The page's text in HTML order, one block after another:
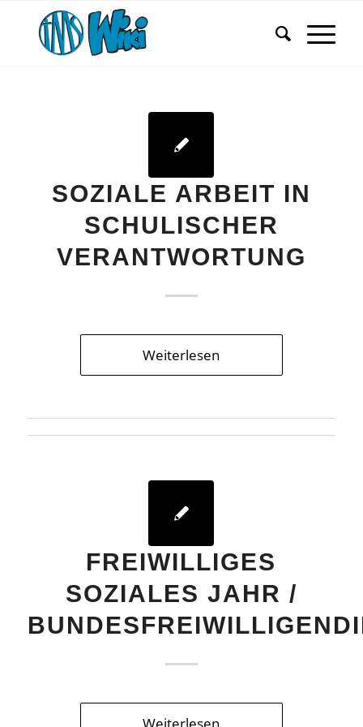
SOZIALE ARBEIT IN
SCHULISCHER
VERANTWORTUNG
Weiterlesen
FREIWILLIGES
SOZIALES JAHR /